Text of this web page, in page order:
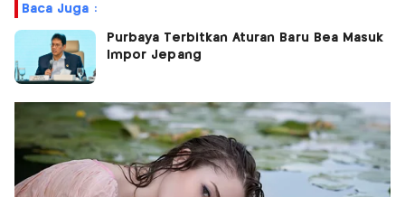
Baca Juga :
Purbaya Terbitkan Aturan Baru Bea Masuk
Impor Jepang